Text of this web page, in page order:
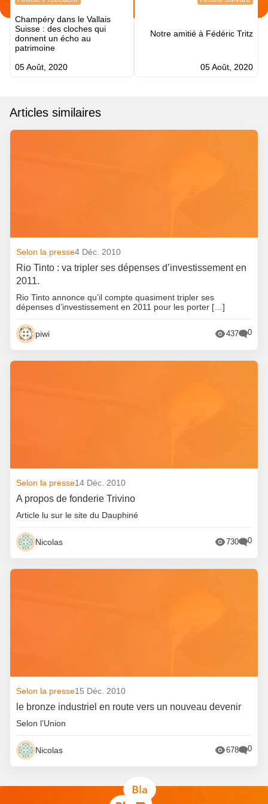
l’article
Champéry dans le Vallais
Suisse : des cloches qui
donnent un écho au
patrimoine
05 Août, 2020
Notre amitié à Fédéric Tritz
05 Août, 2020
Articles similaires
Selon la presse4 Déc. 2010
Rio Tinto : va tripler ses dépenses d’investissement en
2011.
Rio Tinto annonce qu’il compte quasiment tripler ses
dépenses d’investissement en 2011 pour les porter […]
piwi 437 0
Selon la presse14 Déc. 2010
A propos de fonderie Trivino
Article lu sur le site du Dauphiné
Nicolas 730 0
Selon la presse15 Déc. 2010
le bronze industriel en route vers un nouveau devenir
Selon l’Union
Nicolas 678 0